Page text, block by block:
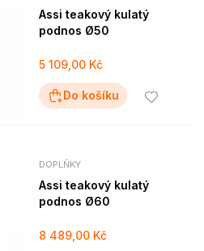
Assi teakový kulatý
podnos Ø50
5 109,00 Kč
Do košíku
DOPLŇKY
Assi teakový kulatý
podnos Ø60
8 489,00 Kč